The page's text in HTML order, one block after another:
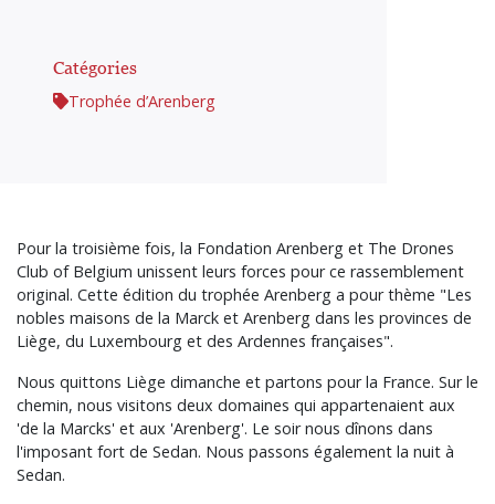
Catégories
Trophée d’Arenberg
Pour la troisième fois, la Fondation Arenberg et The Drones
Club of Belgium unissent leurs forces pour ce rassemblement
original. Cette édition du trophée Arenberg a pour thème "Les
nobles maisons de la Marck et Arenberg dans les provinces de
Liège, du Luxembourg et des Ardennes françaises".
Nous quittons Liège dimanche et partons pour la France. Sur le
chemin, nous visitons deux domaines qui appartenaient aux
'de la Marcks' et aux 'Arenberg'. Le soir nous dînons dans
l'imposant fort de Sedan. Nous passons également la nuit à
Sedan.